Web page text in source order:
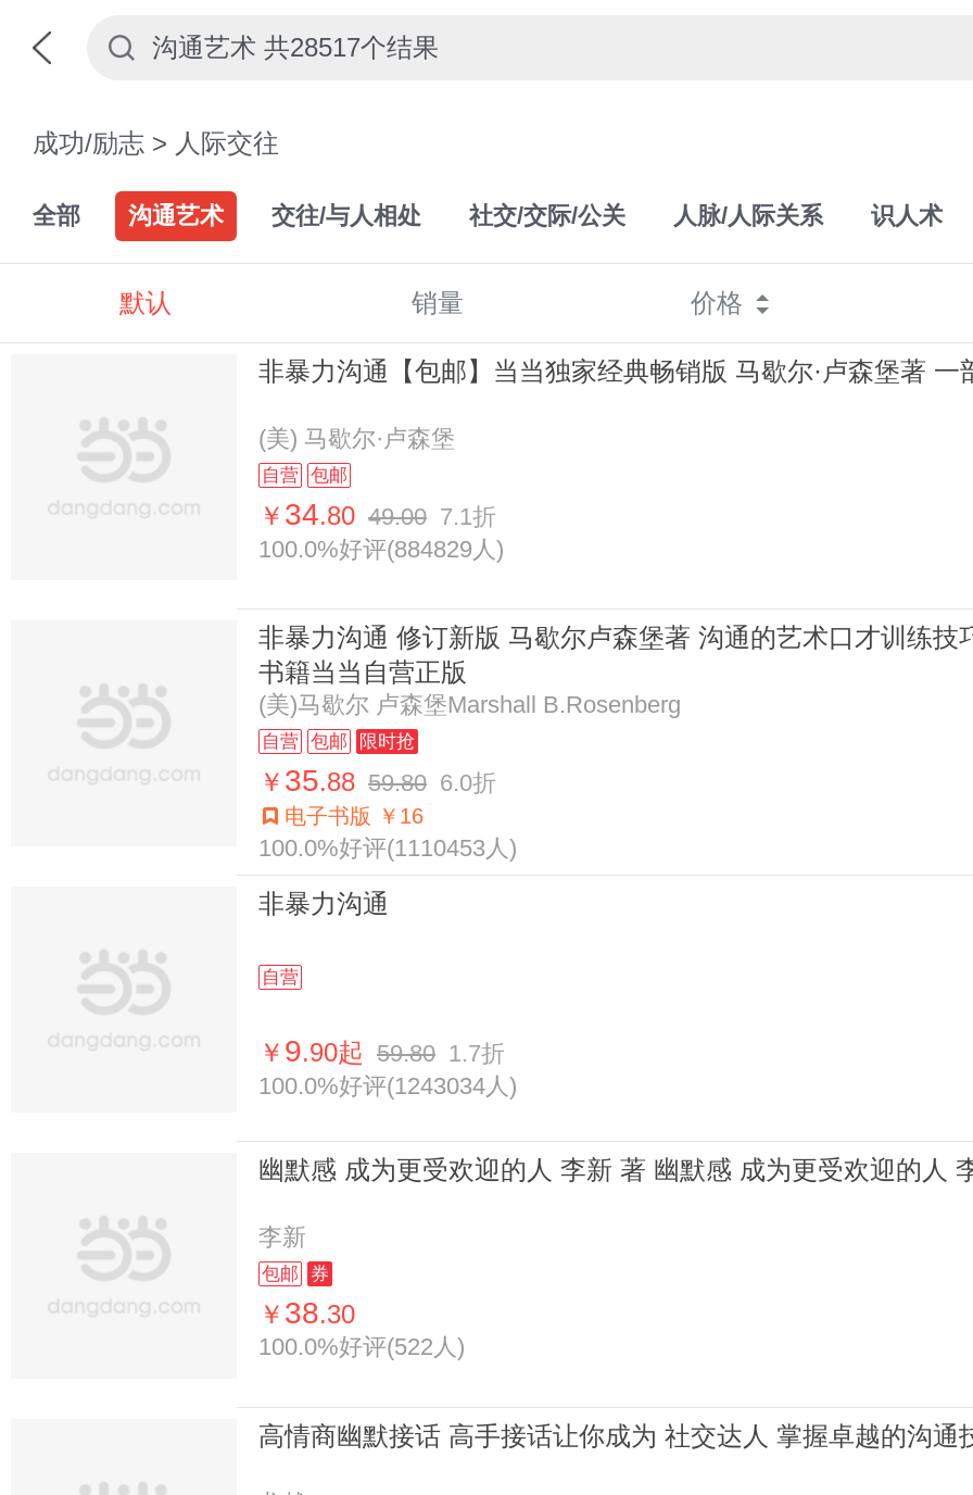
成功/励志 > 人际交往
全部 沟通艺术 交往/与人相处 社交/交际/公关 人脉/人际关系 识人术
默认 销量 价格
非暴力沟通【包邮】当当独家经典畅销版 马歇尔·卢森堡著
(美) 马歇尔·卢森堡
自营 包邮
￥ 34.80 49.00 7.1折
100.0%好评(884829人)
非暴力沟通 修订新版 马歇尔卢森堡著 沟通的艺术口才训练
书籍当当自营正版
(美)马歇尔 卢森堡Marshall B.Rosenberg
自营 包邮 限时抢
￥ 35.88 59.80 6.0折
电子书版 ￥16
100.0%好评(1110453人)
非暴力沟通
自营
￥ 9.90起 59.80 1.7折
100.0%好评(1243034人)
幽默感 成为更受欢迎的人 李新 著 幽默感 成为更受欢迎
李新
包邮 券
￥ 38.30
100.0%好评(522人)
高情商幽默接话 高手接话让你成为 社交达人 掌握卓越